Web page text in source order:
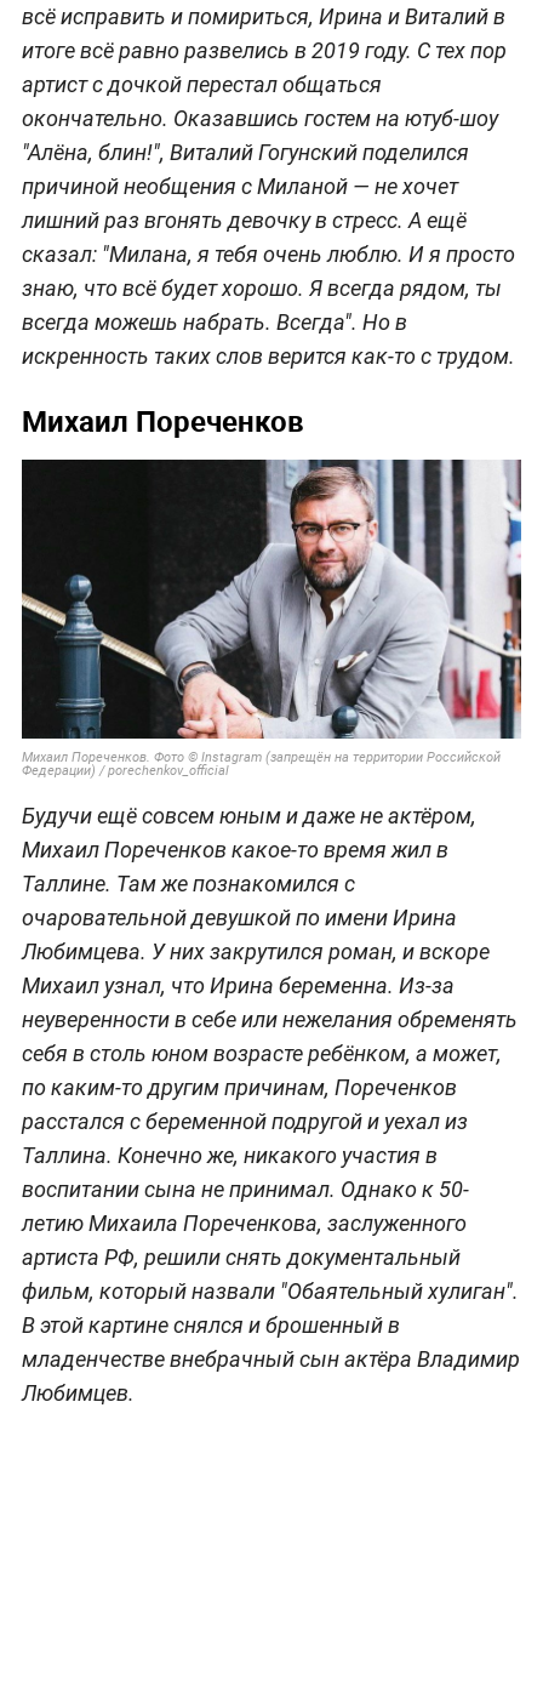
всё исправить и помириться, Ирина и Виталий в
итоге всё равно развелись в 2019 году. С тех пор
артист с дочкой перестал общаться
окончательно. Оказавшись гостем на ютуб-шоу
"Алёна, блин!", Виталий Гогунский поделился
причиной необщения с Миланой — не хочет
лишний раз вгонять девочку в стресс. А ещё
сказал: "Милана, я тебя очень люблю. И я просто
знаю, что всё будет хорошо. Я всегда рядом, ты
всегда можешь набрать. Всегда". Но в
искренность таких слов верится как-то с трудом.
Михаил Пореченков
Михаил Пореченков. Фото © Instagram (запрещён на территории Российской
Федерации) / porechenkov_official
Будучи ещё совсем юным и даже не актёром,
Михаил Пореченков какое-то время жил в
Таллине. Там же познакомился с
очаровательной девушкой по имени Ирина
Любимцева. У них закрутился роман, и вскоре
Михаил узнал, что Ирина беременна. Из-за
неуверенности в себе или нежелания обременять
себя в столь юном возрасте ребёнком, а может,
по каким-то другим причинам, Пореченков
расстался с беременной подругой и уехал из
Таллина. Конечно же, никакого участия в
воспитании сына не принимал. Однако к 50-
летию Михаила Пореченкова, заслуженного
артиста РФ, решили снять документальный
фильм, который назвали "Обаятельный хулиган".
В этой картине снялся и брошенный в
младенчестве внебрачный сын актёра Владимир
Любимцев.